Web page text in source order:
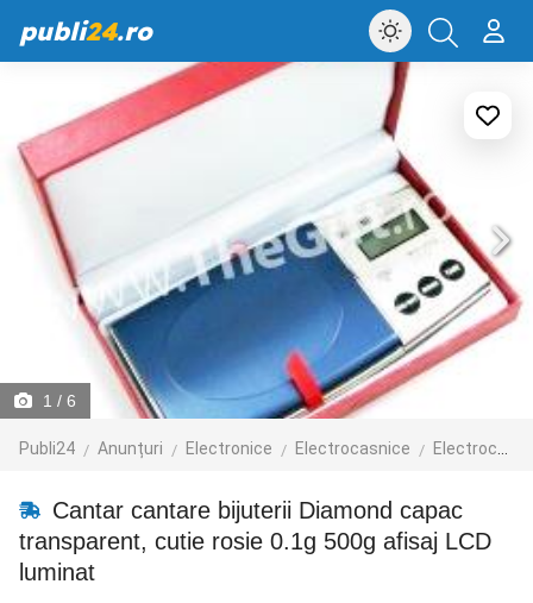
publi24.ro
1 / 6
Publi24 Anunțuri Electronice Electrocasnice Electrocasnice mici
Cantar cantare bijuterii Diamond capac
transparent, cutie rosie 0.1g 500g afisaj LCD
luminat